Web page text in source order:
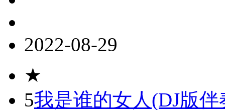
2022-08-29
★
5我是谁的女人(DJ版伴